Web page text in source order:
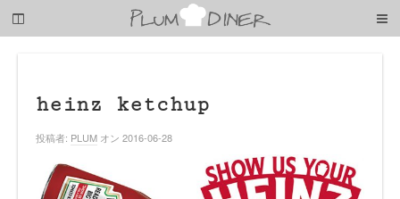
子
heinz ketchup
投稿者: PLUM オン 2016-06-28